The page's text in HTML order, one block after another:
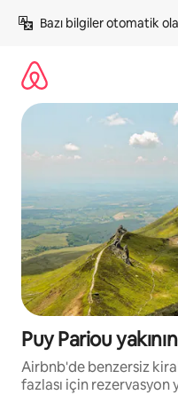
atla
Bazı bilgiler otomatik
Puy Pariou
Airbnb'de benzersiz
fazlası için rezervasyon